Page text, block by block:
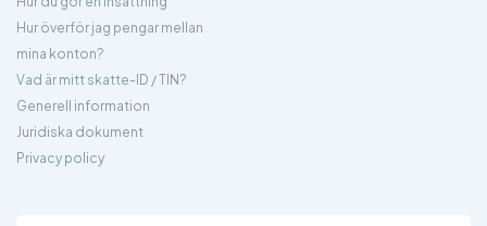
Hur överför jag pengar mellan
mina konton?
Vad är mitt skatte-ID / TIN?
Generell information
Juridiska dokument
Privacy policy